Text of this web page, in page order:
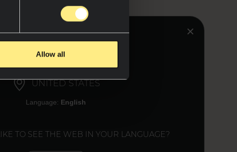
Allow all
UNITED STATES
Language: English
TO SEE THE WEB IN YOUR LANGUAGE?
artística "A